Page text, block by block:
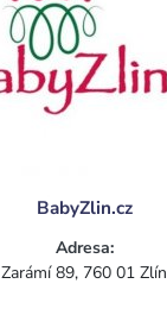
BabyZlin.cz
Adresa:
Zarámí 89, 760 01 Zlín